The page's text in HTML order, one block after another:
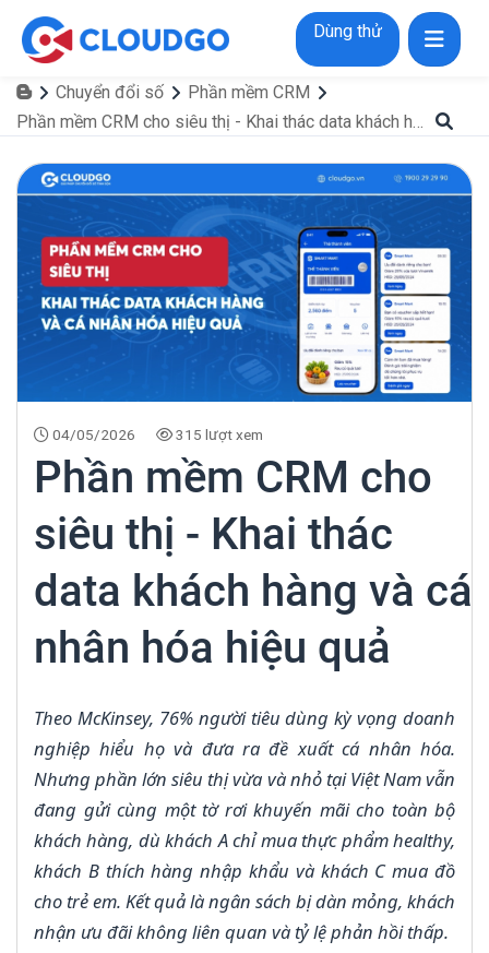
Dùng thử
Chuyển đổi số
Phần mềm CRM
Phần mềm CRM cho siêu thị - Khai thác data khách hàng và cá nhân hóa hiệu quả
04/05/2026 315 lượt xem
Phần mềm CRM cho
siêu thị - Khai thác
data khách hàng và cá
nhân hóa hiệu quả
Theo McKinsey, 76% người tiêu dùng kỳ vọng doanh
nghiệp hiểu họ và đưa ra đề xuất cá nhân hóa.
Nhưng phần lớn siêu thị vừa và nhỏ tại Việt Nam vẫn
đang gửi cùng một tờ rơi khuyến mãi cho toàn bộ
khách hàng, dù khách A chỉ mua thực phẩm healthy,
khách B thích hàng nhập khẩu và khách C mua đồ
cho trẻ em. Kết quả là ngân sách bị dàn mỏng, khách
nhận ưu đãi không liên quan và tỷ lệ phản hồi thấp.